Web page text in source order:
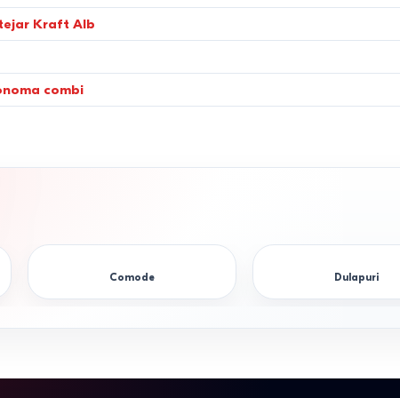
aproximativ 192×212 de la 14 metri
minimizând presiunea asupra articulațiilor.
la alegerea dimensiunilor
sau de a confirma comanda la telefon, verificați neapărat trei
Distanța de la marginile laterale sau de la capătul patului până la cel
cu mecanism de ridicare, unde accesul la lada de depozitare cu
Kraft Alb
combi
Comode Dulapuri